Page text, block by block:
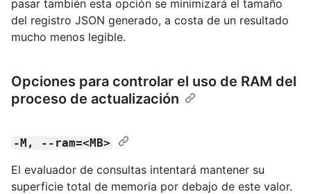
pasar también esta opción se minimizará el tamaño
del registro JSON generado, a costa de un resultado
mucho menos legible.
Opciones para controlar el uso de RAM del
proceso de actualización
-M, --ram=<MB>
El evaluador de consultas intentará mantener su
superficie total de memoria por debajo de este valor.